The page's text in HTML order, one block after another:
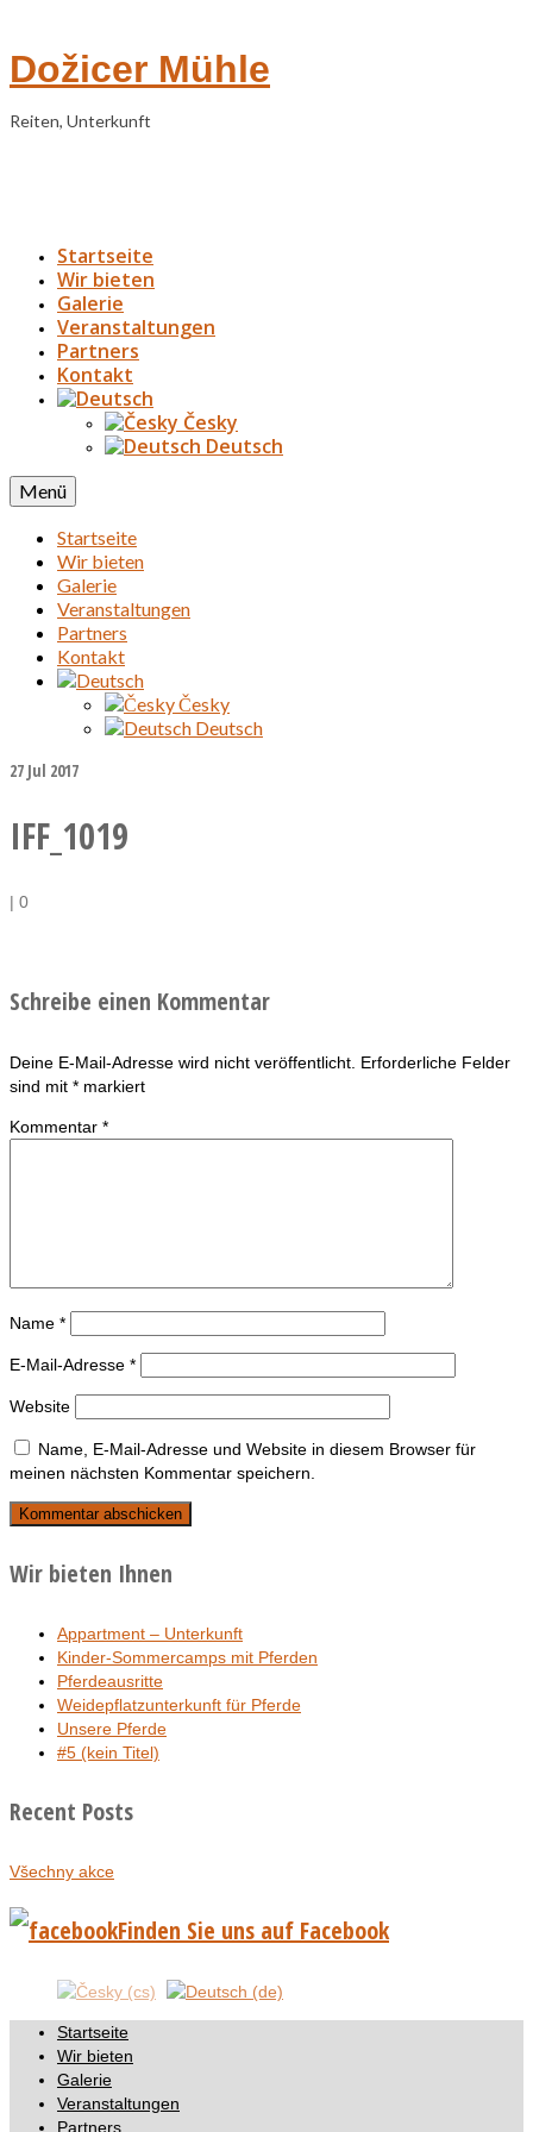
Dožicer Mühle
Reiten, Unterkunft
Startseite
Wir bieten
Galerie
Veranstaltungen
Partners
Kontakt
Česky
Deutsch
Menü
Startseite
Wir bieten
Galerie
Veranstaltungen
Partners
Kontakt
Česky
Deutsch
27 Jul 2017
IFF_1019
| 0
Schreibe einen Kommentar
Deine E-Mail-Adresse wird nicht veröffentlicht. Erforderliche Felder
sind mit * markiert
Kommentar *
Name *
E-Mail-Adresse *
Website
Name, E-Mail-Adresse und Website in diesem Browser für
meinen nächsten Kommentar speichern.
Wir bieten Ihnen
Appartment – Unterkunft
Kinder-Sommercamps mit Pferden
Pferdeausritte
Weidepflatzunterkunft für Pferde
Unsere Pferde
#5 (kein Titel)
Recent Posts
Všechny akce
Finden Sie uns auf Facebook
Startseite
Wir bieten
Galerie
Veranstaltungen
Partners